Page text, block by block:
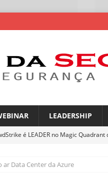
LEADERSHIP
é LEADER no Magic
entra na mira de campanhas de
Data Center da Azure